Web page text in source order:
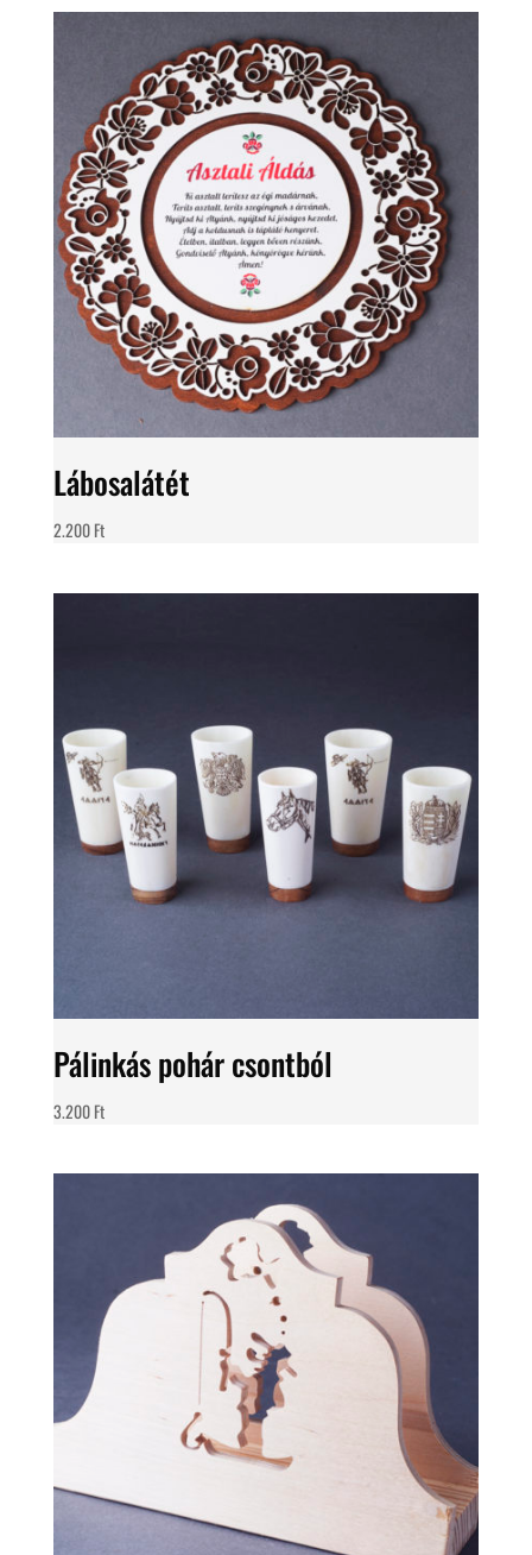
Lábosalátét
2.200Ft
Pálinkás pohár csontból
3.200Ft